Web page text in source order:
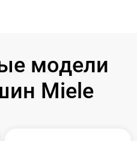
модели
Miele